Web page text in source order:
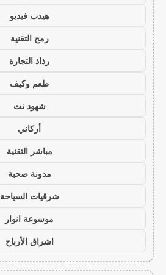
هيدب فيديو
رمح التقنية
رذاذ التجارة
طعم وكيف
شهود نت
أركاني
مباشر التقنية
مدونة صحبة
شرقيات السياحة
موسوعة انوار
اشراق الأرباح